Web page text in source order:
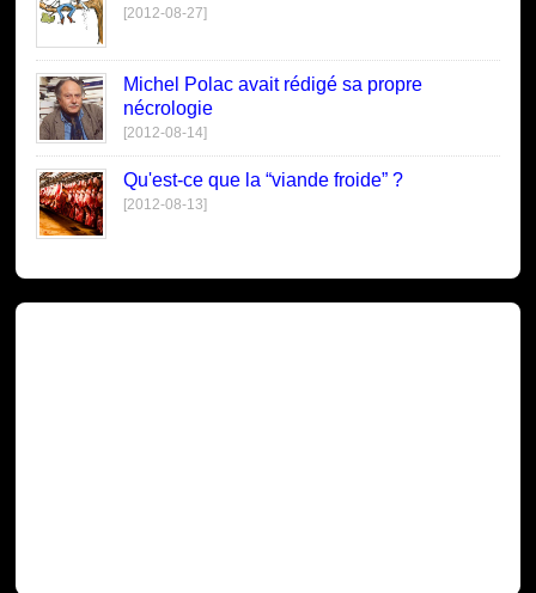
[2012-08-27]
Michel Polac avait rédigé sa propre
nécrologie
[2012-08-14]
Qu'est-ce que la “viande froide” ?
[2012-08-13]